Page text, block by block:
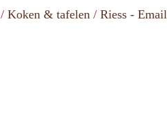
/ Koken & tafelen / Riess -